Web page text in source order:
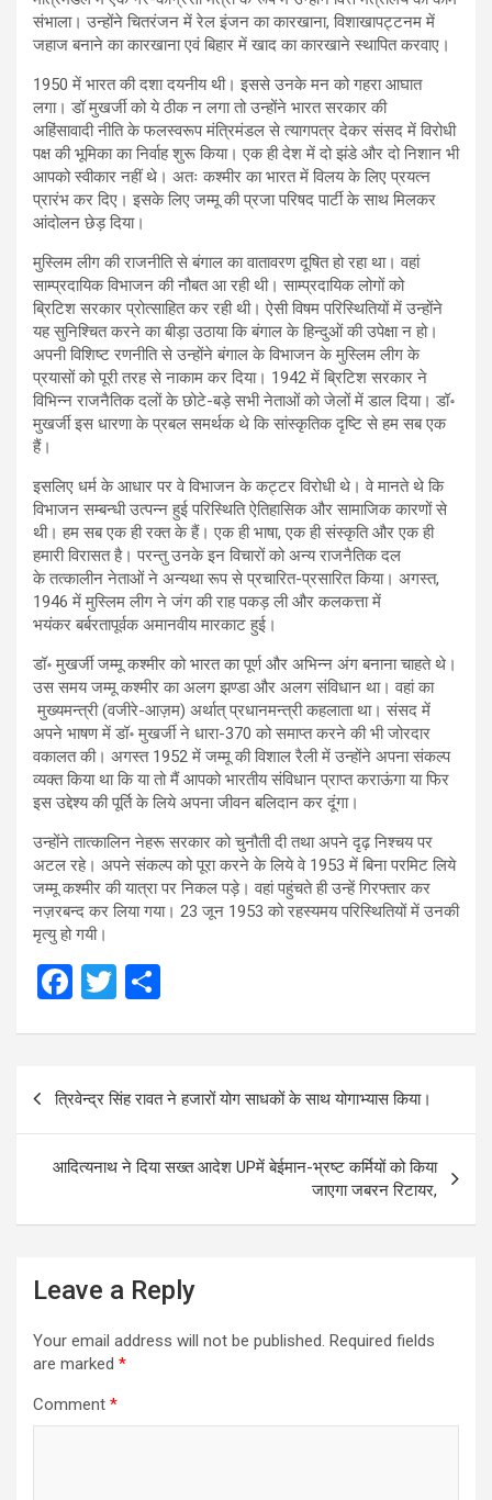
संभाला। उन्होंने चितरंजन में रेल इंजन का कारखाना, विशाखापट्टनम में
जहाज बनाने का कारखाना एवं बिहार में खाद का कारखाने स्थापित करवाए।
1950 में भारत की दशा दयनीय थी। इससे उनके मन को गहरा आघात
लगा। डॉ मुखर्जी को ये ठीक न लगा तो उन्होंने भारत सरकार की
अहिंसावादी नीति के फलस्वरूप मंत्रिमंडल से त्यागपत्र देकर संसद में विरोधी
पक्ष की भूमिका का निर्वाह शुरू किया। एक ही देश में दो झंडे और दो निशान भी
आपको स्वीकार नहीं थे। अतः कश्मीर का भारत में विलय के लिए प्रयत्न
प्रारंभ कर दिए। इसके लिए जम्मू की प्रजा परिषद पार्टी के साथ मिलकर
आंदोलन छेड़ दिया।
मुस्लिम लीग की राजनीति से बंगाल का वातावरण दूषित हो रहा था। वहां
साम्प्रदायिक विभाजन की नौबत आ रही थी। साम्प्रदायिक लोगों को
ब्रिटिश सरकार प्रोत्साहित कर रही थी। ऐसी विषम परिस्थितियों में उन्होंने
यह सुनिश्चित करने का बीड़ा उठाया कि बंगाल के हिन्दुओं की उपेक्षा न हो।
अपनी विशिष्ट रणनीति से उन्होंने बंगाल के विभाजन के मुस्लिम लीग के
प्रयासों को पूरी तरह से नाकाम कर दिया। 1942 में ब्रिटिश सरकार ने
विभिन्न राजनैतिक दलों के छोटे-बड़े सभी नेताओं को जेलों में डाल दिया। डॉ॰
मुखर्जी इस धारणा के प्रबल समर्थक थे कि सांस्कृतिक दृष्टि से हम सब एक
हैं।
इसलिए धर्म के आधार पर वे विभाजन के कट्टर विरोधी थे। वे मानते थे कि
विभाजन सम्बन्धी उत्पन्न हुई परिस्थिति ऐतिहासिक और सामाजिक कारणों से
थी। हम सब एक ही रक्त के हैं। एक ही भाषा, एक ही संस्कृति और एक ही
हमारी विरासत है। परन्तु उनके इन विचारों को अन्य राजनैतिक दल
के तत्कालीन नेताओं ने अन्यथा रूप से प्रचारित-प्रसारित किया। अगस्त,
1946 में मुस्लिम लीग ने जंग की राह पकड़ ली और कलकत्ता में
भयंकर बर्बरतापूर्वक अमानवीय मारकाट हुई।
डॉ॰ मुखर्जी जम्मू कश्मीर को भारत का पूर्ण और अभिन्न अंग बनाना चाहते थे।
उस समय जम्मू कश्मीर का अलग झण्डा और अलग संविधान था। वहां का
मुख्यमन्त्री (वजीरे-आज़म) अर्थात् प्रधानमन्त्री कहलाता था। संसद में
अपने भाषण में डॉ॰ मुखर्जी ने धारा-370 को समाप्त करने की भी जोरदार
वकालत की। अगस्त 1952 में जम्मू की विशाल रैली में उन्होंने अपना संकल्प
व्यक्त किया था कि या तो मैं आपको भारतीय संविधान प्राप्त कराऊंगा या फिर
इस उद्देश्य की पूर्ति के लिये अपना जीवन बलिदान कर दूंगा।
उन्होंने तात्कालिन नेहरू सरकार को चुनौती दी तथा अपने दृढ़ निश्चय पर
अटल रहे। अपने संकल्प को पूरा करने के लिये वे 1953 में बिना परमिट लिये
जम्मू कश्मीर की यात्रा पर निकल पड़े। वहां पहुंचते ही उन्हें गिरफ्तार कर
नज़रबन्द कर लिया गया। 23 जून 1953 को रहस्यमय परिस्थितियों में उनकी
मृत्यु हो गयी।
F
b
o
o
T
er e
navigation
त्रिवेन्द्र सिंह रावत ने हजारों योग साधकों के साथ योगाभ्यास किया।
आदित्यनाथ ने दिया सख्त आदेश UPमें बेईमान-भ्रष्ट कर्मियों को किया
जाएगा जबरन रिटायर,
Leave a Reply
Your email address will not be published. Required fields
are marked *
Comment *